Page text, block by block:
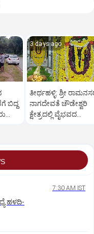
ಬಿದ್ದ
3 days ago
ತೀರ್ಥಹಳ್ಳಿ: ಶ್ರೀ
ನಾಗದೇವತೆ ಚೌಡೇಶ್ವರಿ
ಕ್ಷೇತ್ರದಲ್ಲಿ ವೈಭವದ
7:30 AM IST
ಹಳದಿ-